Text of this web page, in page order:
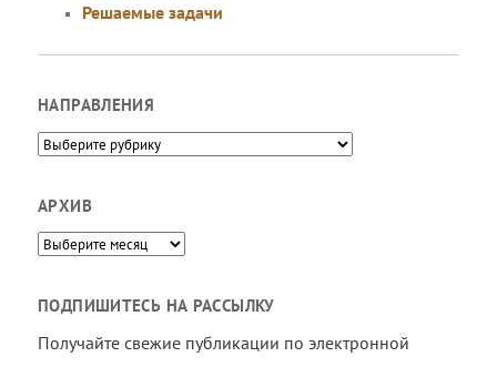
Решаемые задачи
НАПРАВЛЕНИЯ
Направления
АРХИВ
Архив
ПОДПИШИТЕСЬ НА РАССЫЛКУ
Получайте свежие публикации по электронной